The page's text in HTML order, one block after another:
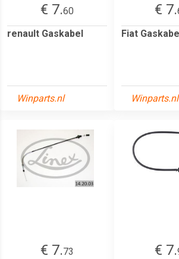
€ 7.60
renault Gaskabel
Winparts.nl
€ 7.
Fiat
Winparts.nl
€ 7.73
€ 7.